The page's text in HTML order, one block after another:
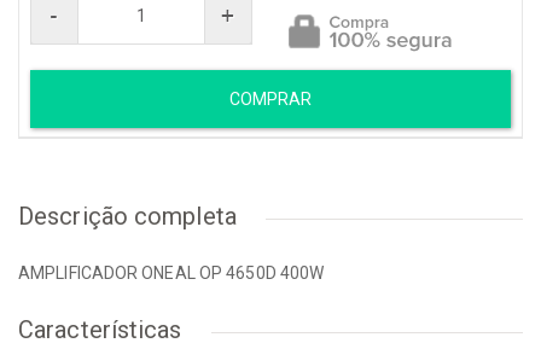
- +
COMPRAR
Descrição completa
AMPLIFICADOR ONEAL OP 4650D 400W
Características